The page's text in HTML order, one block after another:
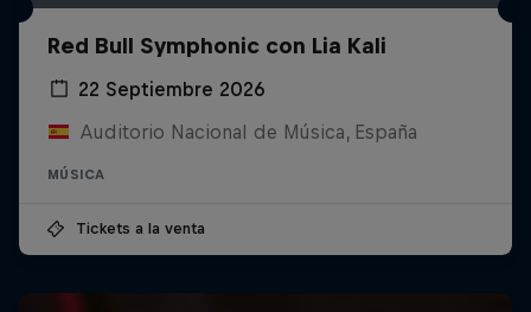
Red Bull Symphonic con Lia Kali
22 Septiembre 2026
Auditorio Nacional de Música, España
MÚSICA
Tickets a la venta